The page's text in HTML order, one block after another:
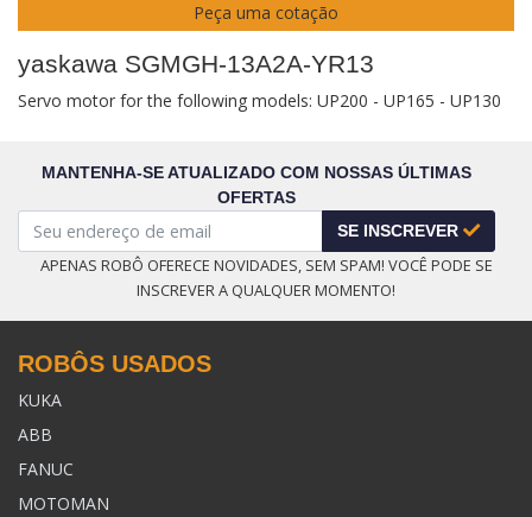
Peça uma cotação
yaskawa SGMGH-13A2A-YR13
Servo motor for the following models: UP200 - UP165 - UP130
MANTENHA-SE ATUALIZADO COM NOSSAS ÚLTIMAS
OFERTAS
SE INSCREVER
APENAS ROBÔ OFERECE NOVIDADES, SEM SPAM! VOCÊ PODE SE
INSCREVER A QUALQUER MOMENTO!
ROBÔS USADOS
KUKA
ABB
FANUC
MOTOMAN